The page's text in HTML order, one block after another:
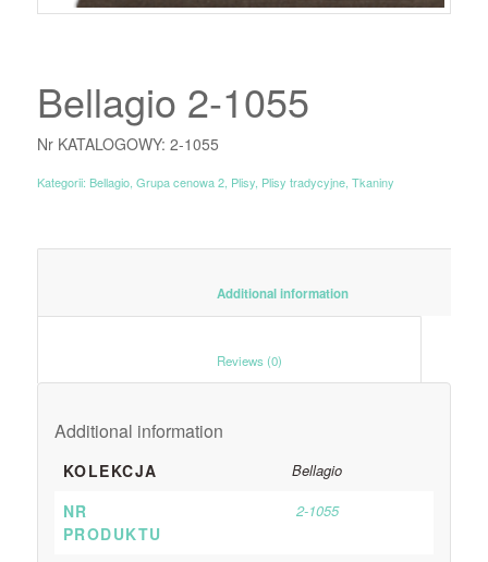
Bellagio 2-1055
Nr KATALOGOWY: 2-1055
Kategorii: Bellagio, Grupa cenowa 2, Plisy, Plisy tradycyjne, Tkaniny
						Additional information
Additional information
KOLEKCJA Bellagio
NR
PRODUKTU
2-1055